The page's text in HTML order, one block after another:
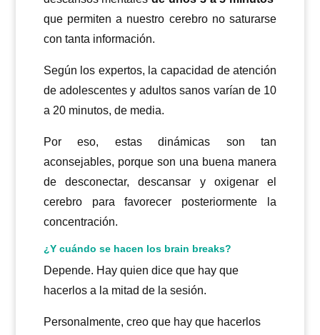
que permiten a nuestro cerebro no saturarse
con tanta información.
Según los expertos, la capacidad de atención
de adolescentes y adultos sanos varían de 10
a 20 minutos, de media.
Por eso, estas dinámicas son tan
aconsejables, porque son una buena manera
de desconectar, descansar y oxigenar el
cerebro para favorecer posteriormente la
concentración.
¿Y cuándo se hacen los brain breaks?
Depende. Hay quien dice que hay que
hacerlos a la mitad de la sesión.
Personalmente, creo que hay que hacerlos